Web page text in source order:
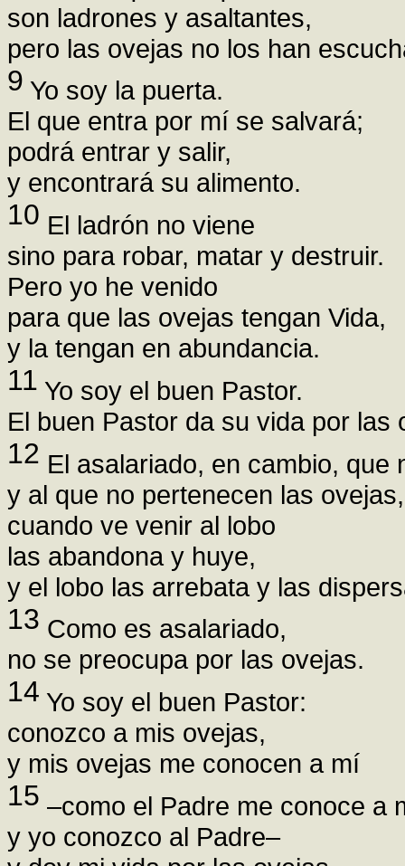
son ladrones y asaltantes,
pero las ovejas no los han
9 Yo soy la puerta.
El que entra por mí se salvará;
podrá entrar y salir,
y encontrará su alimento.
10 El ladrón no viene
sino para robar, matar y destruir.
Pero yo he venido
para que las ovejas tengan Vida,
y la tengan en abundancia.
11 Yo soy el buen Pastor.
El buen Pastor da su vida por las
12 El asalariado, en cambio, que
y al que no pertenecen las ovejas,
cuando ve venir al lobo
las abandona y huye,
y el lobo las arrebata y las
13 Como es asalariado,
no se preocupa por las ovejas.
14 Yo soy el buen Pastor:
conozco a mis ovejas,
y mis ovejas me conocen a mí
15 –como el Padre me conoce a
y yo conozco al Padre–